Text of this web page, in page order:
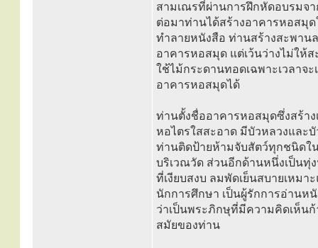
สามเณรที่ผ่านการฝึกหัดอบรมจ
ต่อมาท่านได้สร้างอาคารหอสมุ
ทำลายหนังสือ ท่านสร้างสะพาน
อาคารหอสมุด แต่เว้นว่างไม่ให้
ใช้ไม้กระดานทอดเฉพาะเวลาจ
อาคารหอสมุดได้
ท่านตั้งชื่ออาคารหอสมุดซึ่งสร้า
หอไตรใสสะอาด มีบัวหลวงและ
ท่านติดป้ายห้ามจับสัตว์ทุกชนิดใ
บริเวณวัด ส่วนอีกด้านหนึ่งเป็นทุ่
ที่เงียบสงบ ลมพัดเย็นสบายเหมา
นักการศึกษา เป็นผู้รักการอ่านห
ว่าเป็นพระภิกษุที่มีความคิดเห็น
สมัยของท่าน